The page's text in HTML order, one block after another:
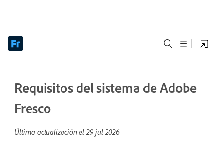
Requisitos del sistema de Adobe
Fresco
Última actualización el29 jul 2026